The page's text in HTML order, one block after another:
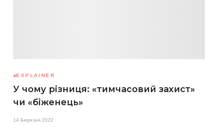
EXPLAINER
У чому різниця: «тимчасовий захист»
чи «біженець»
14 Березня 2022